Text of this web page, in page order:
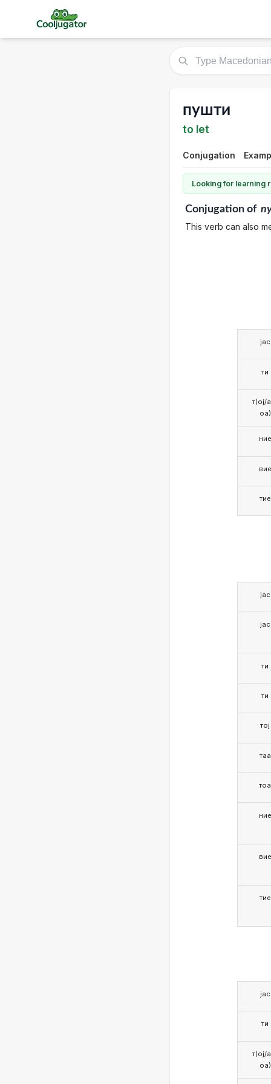
пушти
to let
Conjugation
Looking for learning
Conjugationof
This verb can also
јас
ти
т(ој/
оа)
ние
вие
тие
јас
јас
ти
ти
тој
таа
тоа
ние
вие
тие
јас
ти
т(ој/
оа)